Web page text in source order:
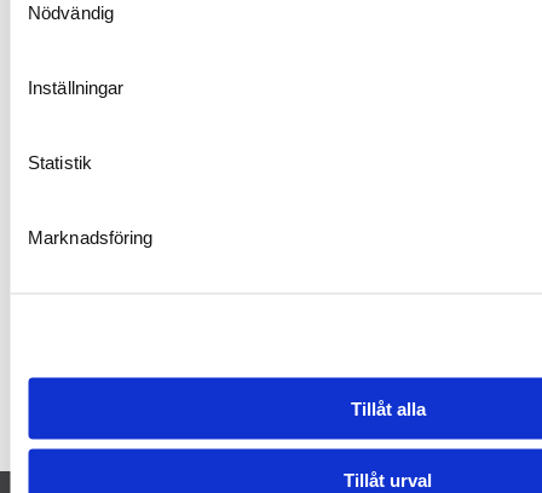
Nödvändig
Inställningar
Statistik
Marknadsföring
Tillåt alla
Tillåt urval